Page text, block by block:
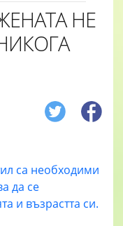
НЕ
са необходими
да се
и възрастта си.